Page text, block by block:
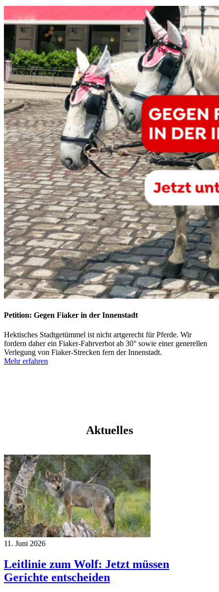
Petition: Gegen Fiaker in der Innenstadt
Hektisches Stadtgetümmel ist nicht artgerecht für Pferde. Wir
fordern daher ein Fiaker-Fahrverbot ab 30° sowie einer generellen
Verlegung von Fiaker-Strecken fern der Innenstadt.
Mehr erfahren
Aktuelles
11. Juni 2026
Leitlinie zum Wolf: Jetzt müssen
Gerichte entscheiden